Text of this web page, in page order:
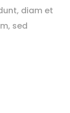
diam et
sed